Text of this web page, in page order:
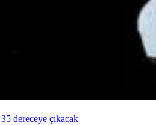
dereceye çıkacak